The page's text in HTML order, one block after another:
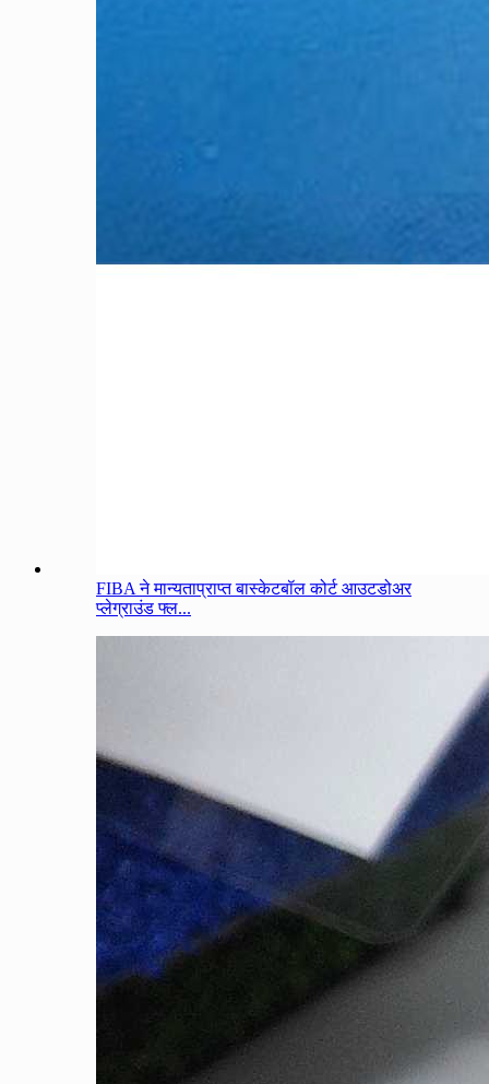
FIBA ने मान्यताप्राप्त बास्केटबॉल कोर्ट आउटडोअर
प्लेग्राउंड फ्ल...